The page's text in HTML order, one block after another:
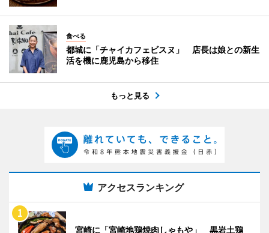
食べる
都城に「チャイカフェビスヌ」 店長は娘との新生
活を機に鹿児島から移住
もっと見る
アクセスランキング
宮崎に「宮崎地鶏焼肉しゃもや」 黒岩土鶏